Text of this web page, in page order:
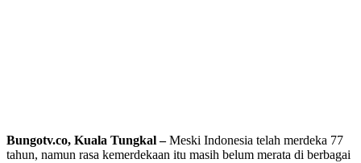
Bungotv.co, Kuala Tungkal –Meski Indonesia telah merdeka 77
tahun, namun rasa kemerdekaan itu masih belum merata di berbagai